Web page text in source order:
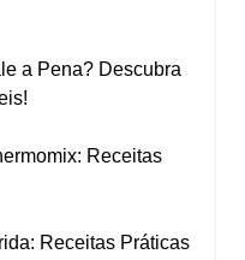
a Pena? Descubra
Receitas
Receitas Práticas